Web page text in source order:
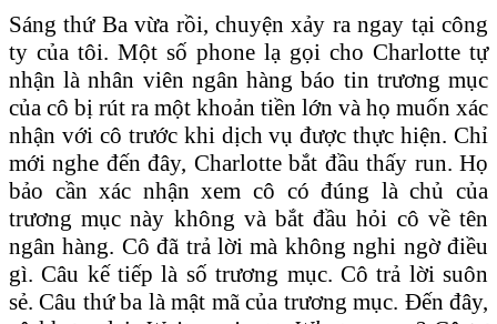
Sáng thứ Ba vừa rồi, chuyện xảy ra ngay tại công
ty của tôi. Một số phone lạ gọi cho Charlotte tự
nhận là nhân viên ngân hàng báo tin trương mục
của cô bị rút ra một khoản tiền lớn và họ muốn xác
nhận với cô trước khi dịch vụ được thực hiện. Chỉ
mới nghe đến đây, Charlotte bắt đầu thấy run. Họ
bảo cần xác nhận xem cô có đúng là chủ của
trương mục này không và bắt đầu hỏi cô về tên
ngân hàng. Cô đã trả lời mà không nghi ngờ điều
gì. Câu kế tiếp là số trương mục. Cô trả lời suôn
sẻ. Câu thứ ba là mật mã của trương mục. Đến đây,